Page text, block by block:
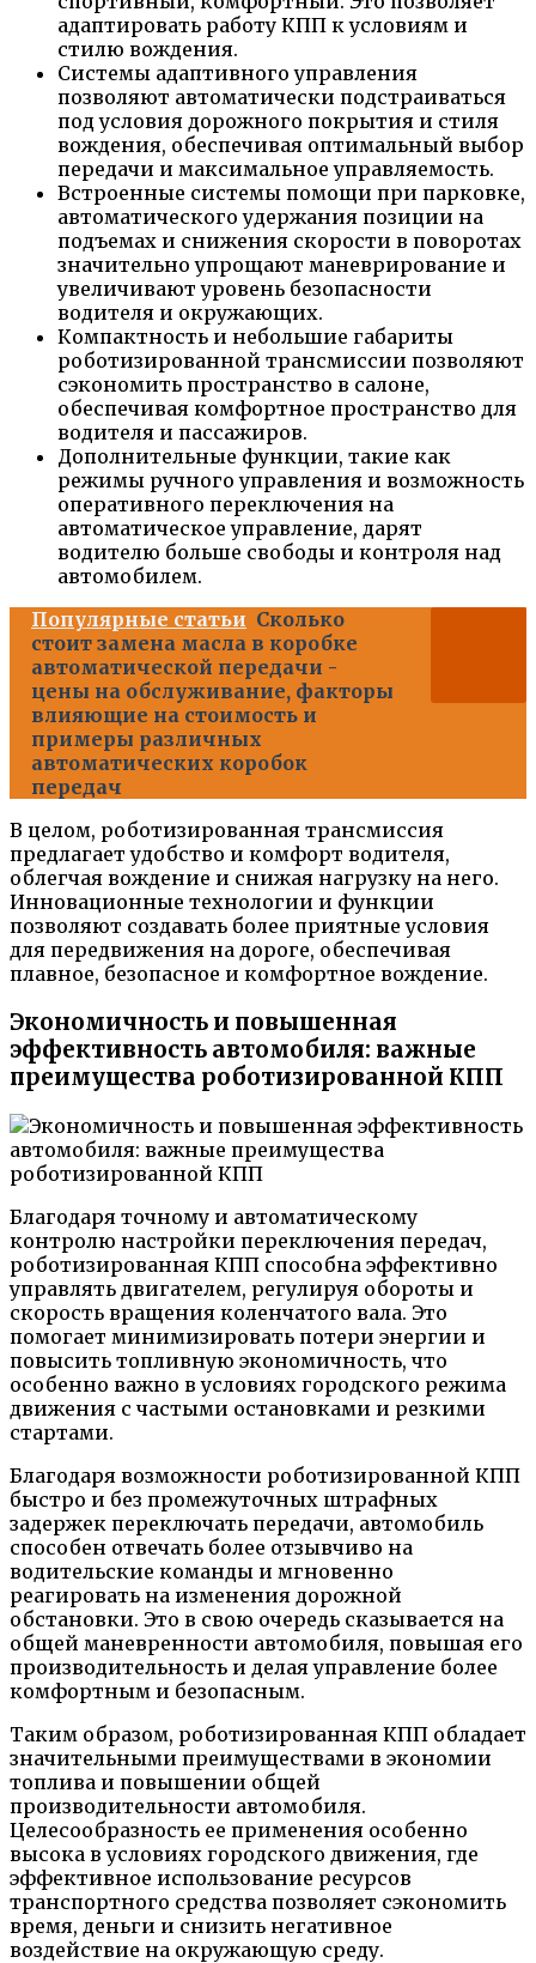
адаптировать работу КПП к условиям и
стилю вождения.
Системы адаптивного управления
позволяют автоматически подстраиваться
под условия дорожного покрытия и стиля
вождения, обеспечивая оптимальный выбор
передачи и максимальное управляемость.
Встроенные системы помощи при парковке,
автоматического удержания позиции на
подъемах и снижения скорости в поворотах
значительно упрощают маневрирование и
увеличивают уровень безопасности
водителя и окружающих.
Компактность и небольшие габариты
роботизированной трансмиссии позволяют
сэкономить пространство в салоне,
обеспечивая комфортное пространство для
водителя и пассажиров.
Дополнительные функции, такие как
режимы ручного управления и возможность
оперативного переключения на
автоматическое управление, дарят
водителю больше свободы и контроля над
автомобилем.
Популярные статьи Сколько
стоит замена масла в коробке
автоматической передачи -
цены на обслуживание, факторы
влияющие на стоимость и
примеры различных
автоматических коробок
передач
В целом, роботизированная трансмиссия
предлагает удобство и комфорт водителя,
облегчая вождение и снижая нагрузку на него.
Инновационные технологии и функции
позволяют создавать более приятные условия
для передвижения на дороге, обеспечивая
плавное, безопасное и комфортное вождение.
Экономичность и повышенная
эффективность автомобиля: важные
преимущества роботизированной КПП
Благодаря точному и автоматическому
контролю настройки переключения передач,
роботизированная КПП способна эффективно
управлять двигателем, регулируя обороты и
скорость вращения коленчатого вала. Это
помогает минимизировать потери энергии и
повысить топливную экономичность, что
особенно важно в условиях городского режима
движения с частыми остановками и резкими
стартами.
Благодаря возможности роботизированной КПП
быстро и без промежуточных штрафных
задержек переключать передачи, автомобиль
способен отвечать более отзывчиво на
водительские команды и мгновенно
реагировать на изменения дорожной
обстановки. Это в свою очередь сказывается на
общей маневренности автомобиля, повышая его
производительность и делая управление более
комфортным и безопасным.
Таким образом, роботизированная КПП обладает
значительными преимуществами в экономии
топлива и повышении общей
производительности автомобиля.
Целесообразность ее применения особенно
высока в условиях городского движения, где
эффективное использование ресурсов
транспортного средства позволяет сэкономить
время, деньги и снизить негативное
воздействие на окружающую среду.